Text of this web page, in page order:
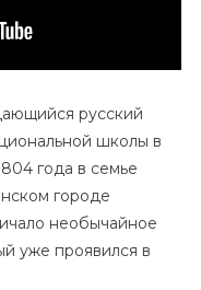
русский
школы в
года в семье
городе
необычайное
уже проявился в